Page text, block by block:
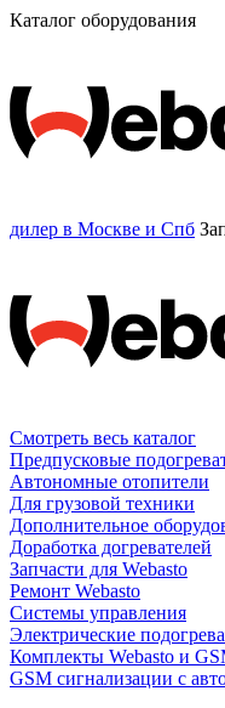
Каталог оборудования
дилер в Москве и Спб
Смотреть весь каталог
Предпусковые
Автономные отопители
Для грузовой техники
Дополнительное
Доработка догревателей
Запчасти для Webasto
Ремонт Webasto
Системы управления
Электрические
Комплекты Webasto и
GSM сигнализации с